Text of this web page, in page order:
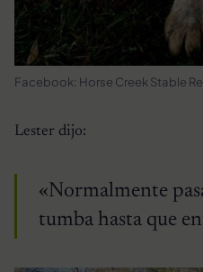
Facebook: Horse Creek Stable
Lester dijo:
«Normalmente
tumba hasta que